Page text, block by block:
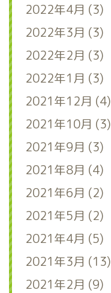
2022年4月 (3)
2022年3月 (3)
2022年2月 (3)
2022年1月 (3)
2021年12月 (4)
2021年10月 (3)
2021年9月 (3)
2021年8月 (4)
2021年6月 (2)
2021年5月 (2)
2021年4月 (5)
2021年3月 (13)
2021年2月 (9)